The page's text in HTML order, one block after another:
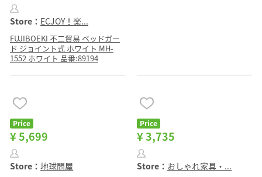
Store： ECJOY！楽...
FUJIBOEKI 不二貿易 ベッドガー
ド ジョイント式 ホワイト MH-
1552 ホワイト 品番:89194
Price
¥ 5,699
Store： 地球問屋
Price
¥ 3,735
Store： おしゃれ家具・...